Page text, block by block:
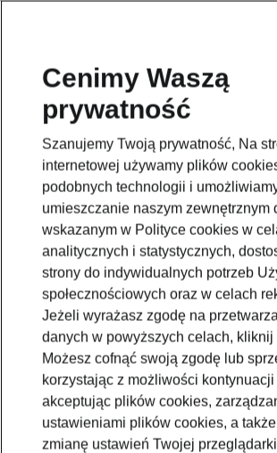
Cenimy Waszą
prywatność
Szanujemy Twoją prywatność, Na
internetowej używamy plików
podobnych technologii i
umieszczanie naszym zewnętrznym
wskazanym w Polityce cookies w
analitycznych i statystycznych,
strony do indywidualnych potrzeb
społecznościowych oraz w celach
Jeżeli wyrażasz zgodę na
danych w powyższych celach, kliknij
Możesz cofnąć swoją zgodę lub
korzystając z możliwości
akceptując plików cookies,
ustawieniami plików cookies, a
zmianę ustawień Twojej